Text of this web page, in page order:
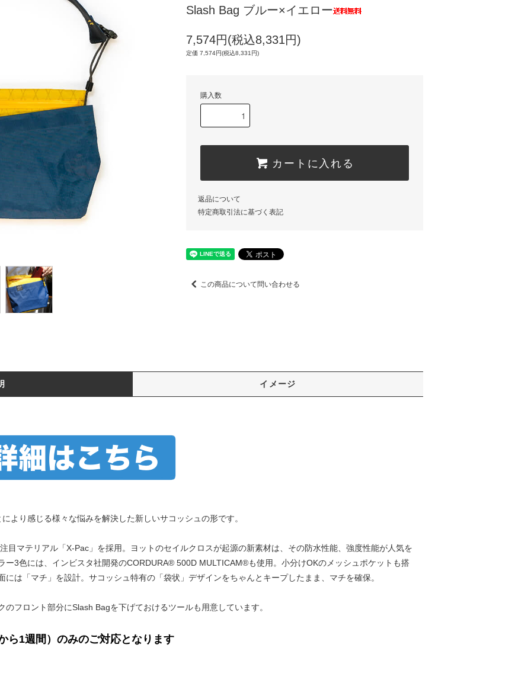
Slash Bag ブルー×イエロー
7,574円(税込8,331円)
定価 7,574円(税込8,331円)
購入数
カートに入れる
返品について
特定商取引法に基づく表記
この商品について問い合わせる
イメージ
より感じる様々な悩みを解決した新しいサコッシュの形です。
目マテリアル「X-Pac」を採用。ヨットのセイルクロスが起源の新素材は、その防水性能、強度性能が人気を
ー3色には、インビスタ社開発のCORDURA® 500D MULTICAM®も使用。小分けOKのメッシュポケットも搭
は「マチ」を設計。サコッシュ特有の「袋状」デザインをちゃんとキープしたまま、マチを確保。
フロント部分にSlash Bagを下げておけるツールも用意しています。
ら1週間）のみのご対応となります